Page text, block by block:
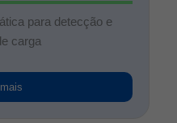
para detecção e
carga